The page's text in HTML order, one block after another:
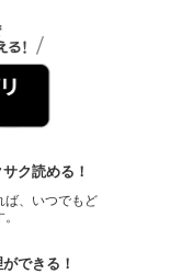
ク読める！
ば、いつでもど
できる！